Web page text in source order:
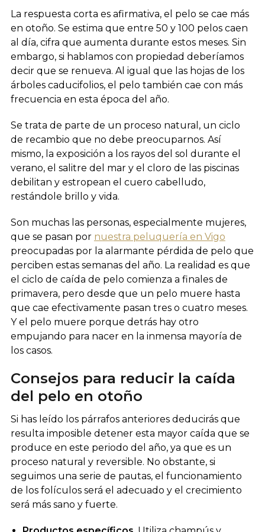
La respuesta corta es afirmativa, el pelo se cae más
en otoño. Se estima que entre 50 y 100 pelos caen
al día, cifra que aumenta durante estos meses. Sin
embargo, si hablamos con propiedad deberíamos
decir que se renueva. Al igual que las hojas de los
árboles caducifolios, el pelo también cae con más
frecuencia en esta época del año.
Se trata de parte de un proceso natural, un ciclo
de recambio que no debe preocuparnos. Así
mismo, la exposición a los rayos del sol durante el
verano, el salitre del mar y el cloro de las piscinas
debilitan y estropean el cuero cabelludo,
restándole brillo y vida.
Son muchas las personas, especialmente mujeres,
que se pasan por nuestra peluquería en Vigo
preocupadas por la alarmante pérdida de pelo que
perciben estas semanas del año. La realidad es que
el ciclo de caída de pelo comienza a finales de
primavera, pero desde que un pelo muere hasta
que cae efectivamente pasan tres o cuatro meses.
Y el pelo muere porque detrás hay otro
empujando para nacer en la inmensa mayoría de
los casos.
Consejos para reducir la caída
del pelo en otoño
Si has leído los párrafos anteriores deducirás que
resulta imposible detener esta mayor caída que se
produce en este periodo del año, ya que es un
proceso natural y reversible. No obstante, si
seguimos una serie de pautas, el funcionamiento
de los folículos será el adecuado y el crecimiento
será más sano y fuerte.